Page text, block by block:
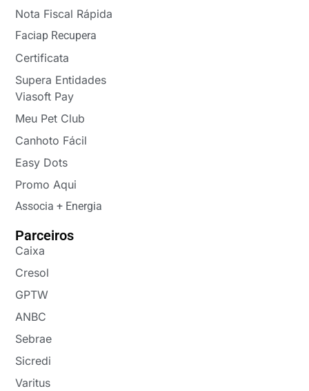
Nota Fiscal Rápida
Faciap Recupera
Certificata
Supera Entidades
Viasoft Pay
Meu Pet Club
Canhoto Fácil
Easy Dots
Promo Aqui
Associa + Energia
Parceiros
Caixa
Cresol
GPTW
ANBC
Sebrae
Sicredi
Varitus